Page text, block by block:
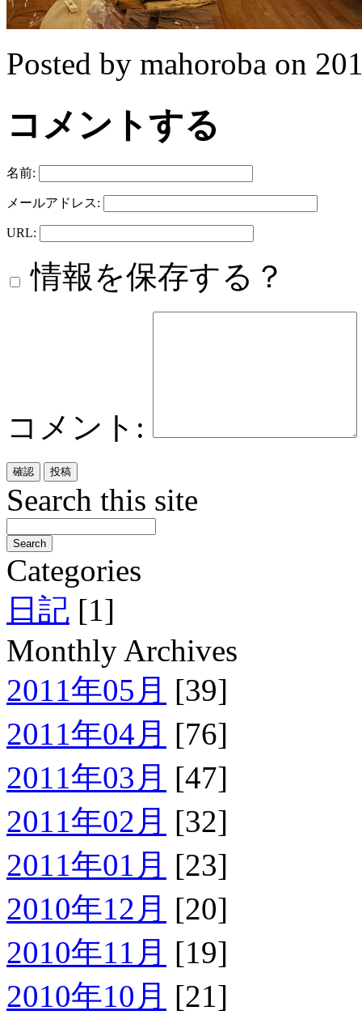
Posted by mahoroba on
コメントする
名前:
メールアドレス:
URL:
情報を保存する？
コメント:
Search this site
Categories
日記 [1]
Monthly Archives
2011年05月 [39]
2011年04月 [76]
2011年03月 [47]
2011年02月 [32]
2011年01月 [23]
2010年12月 [20]
2010年11月 [19]
2010年10月 [21]